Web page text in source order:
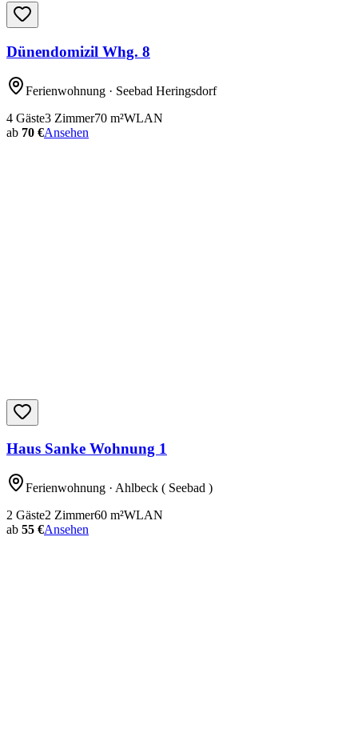
Dünendomizil Whg. 8
Ferienwohnung · Seebad Heringsdorf
4 Gäste3 Zimmer70 m²WLAN
ab 70 €Ansehen
Haus Sanke Wohnung 1
Ferienwohnung · Ahlbeck ( Seebad )
2 Gäste2 Zimmer60 m²WLAN
ab 55 €Ansehen